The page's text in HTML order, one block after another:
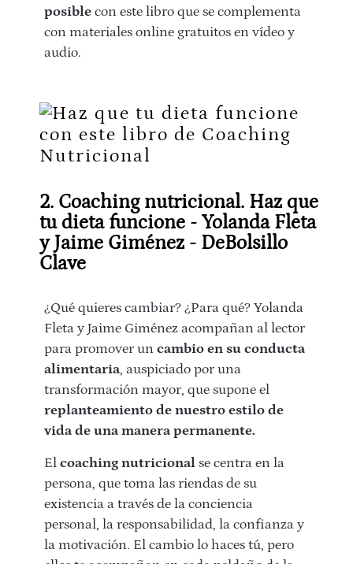
posible con este libro que se complementa
con materiales online gratuitos en vídeo y
audio.
2. Coaching nutricional. Haz que
tu dieta funcione - Yolanda Fleta
y Jaime Giménez - DeBolsillo
Clave
¿Qué quieres cambiar? ¿Para qué? Yolanda
Fleta y Jaime Giménez acompañan al lector
para promover un cambio en su conducta
alimentaria, auspiciado por una
transformación mayor, que supone el
replanteamiento de nuestro estilo de
vida de una manera permanente.
El coaching nutricional se centra en la
persona, que toma las riendas de su
existencia a través de la conciencia
personal, la responsabilidad, la confianza y
la motivación. El cambio lo haces tú, pero